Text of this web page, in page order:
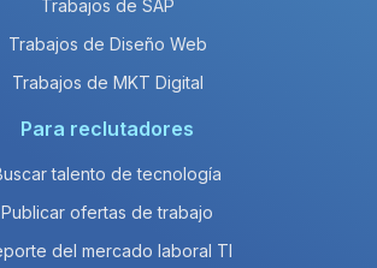
Trabajos de SAP
Trabajos de Diseño Web
Trabajos de MKT Digital
Para reclutadores
talento de tecnología
Publicar ofertas de trabajo
del mercado laboral TI